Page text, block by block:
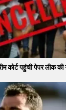
कोर्ट पहुंची पेपर लीक